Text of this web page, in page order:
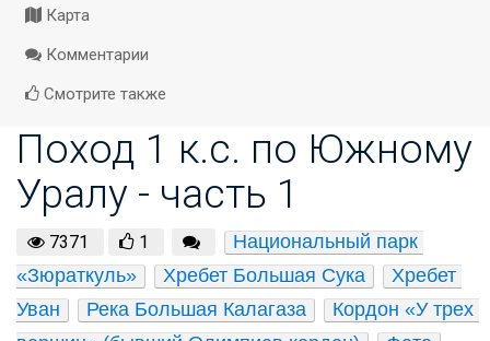
Карта
Комментарии
Смотрите также
Поход 1 к.с. по Южному
Уралу - часть 1
7371 1
Национальный парк
«Зюраткуль»
Хребет Большая Сука
Хребет
Уван
Река Большая Калагаза
Кордон «У трех